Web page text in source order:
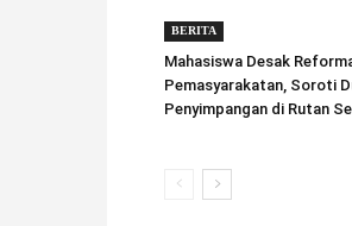
BERITA
Mahasiswa Desak
Pemasyarakatan, Soroti
Penyimpangan di Rutan